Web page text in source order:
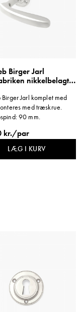
Birger Jarl
nikkelbelagt
Jarl komplet med
med træskrue.
90 mm.
kr./par
LÆG I KURV